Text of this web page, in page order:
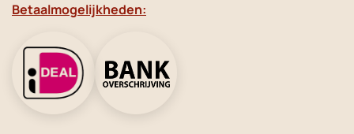
Betaalmogelijkheden: